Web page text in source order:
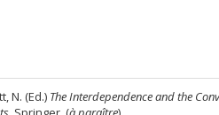
N. (Ed.) TheInterdependence and the